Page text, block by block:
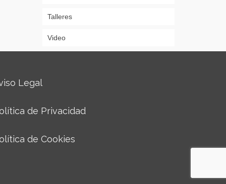
Talleres
Video
Legal
de Privacidad
de Cookies